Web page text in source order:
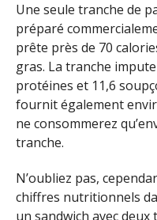
Une seule tranche de
préparé
prête près de 70
gras. La tranche
protéines et 11,6
fournit également
ne consommerez
tranche.
N’oubliez pas,
chiffres nutritionnels
un sandwich avec deux